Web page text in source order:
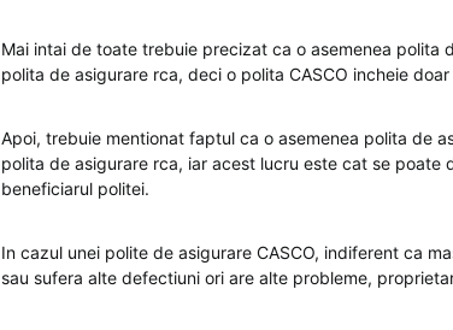
Mai intai de toate trebuie precizat ca o asemenea polita
polita de asigurare rca, deci o polita CASCO incheie
Apoi, trebuie mentionat faptul ca o asemenea polita de
polita de asigurare rca, iar acest lucru este cat se poate
beneficiarul politei.
In cazul unei polite de asigurare CASCO, indiferent ca
sau sufera alte defectiuni ori are alte probleme,